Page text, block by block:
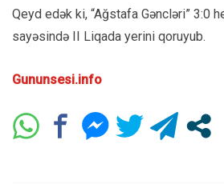
Qeyd edək ki, “Ağstafa Gəncləri” 3:0
sayəsində II Liqada yerini qoruyub.
Gununsesi.info